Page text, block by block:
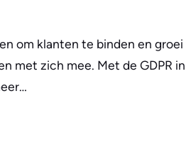
om klanten te binden en
zich mee. Met de GDPR in